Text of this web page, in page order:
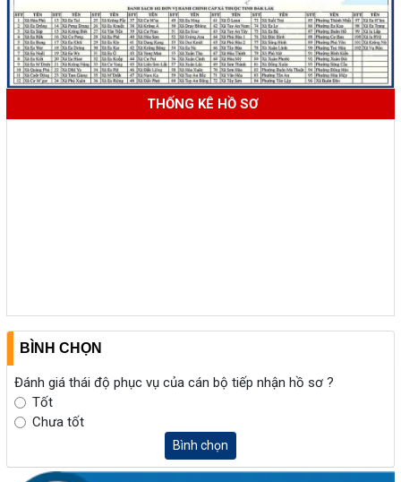
THỐNG KÊ HỒ SƠ
BÌNH CHỌN
Đánh giá thái độ phục vụ của cán bộ tiếp nhận hồ sơ ?
Tốt
Chưa tốt
Bình chọn